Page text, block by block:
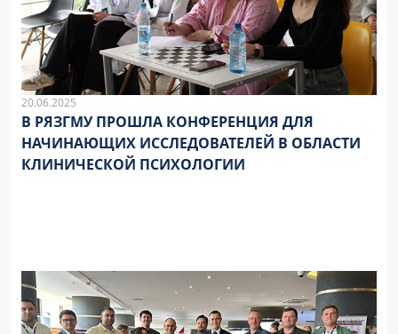
20.06.2025
В РЯЗГМУ ПРОШЛА КОНФЕРЕНЦИЯ ДЛЯ
НАЧИНАЮЩИХ ИССЛЕДОВАТЕЛЕЙ В ОБЛАСТИ
КЛИНИЧЕСКОЙ ПСИХОЛОГИИ